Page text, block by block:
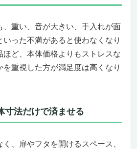
、重い、音が大きい、手入れが面
った不満があると使わなくなり
ほど、本体価格よりもストレスな
を重視した方が満足度は高くなり
寸法だけで済ませる
、扉やフタを開けるスペース、